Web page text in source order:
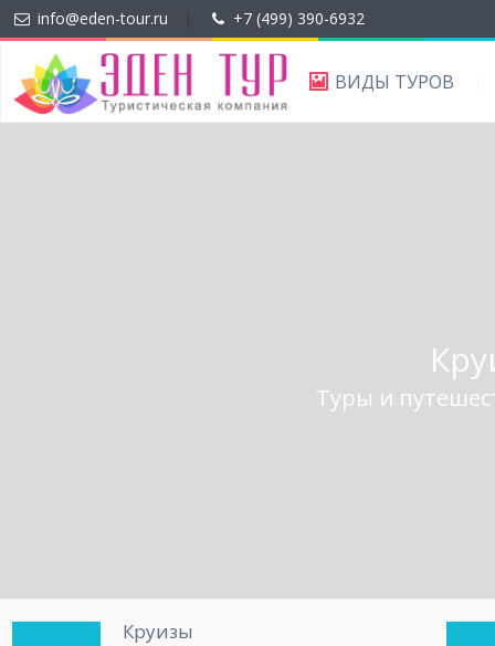
info@eden-tour.ru +7 (499) 390-6932
ВИДЫ ТУРОВ
Туры и
Круизы